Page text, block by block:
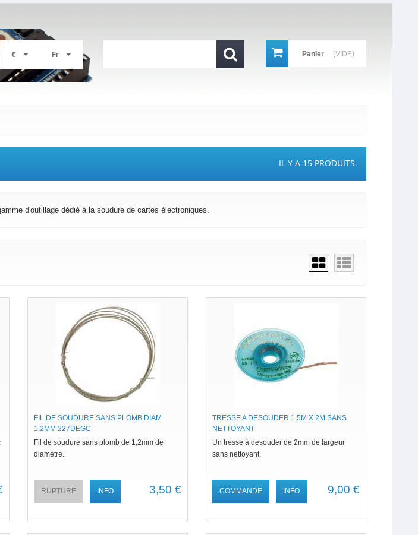
Panier (VIDE)
€ Fr
IL Y A 15 PRODUITS.
d'outillage dédié à la soudure de cartes électroniques.
FIL DE SOUDURE SANS PLOMB DIAM
1.2MM 227DEGC
Fil de soudure sans plomb de 1,2mm de
diamètre.
3,50 €
RUPTURE INFO
TRESSE A DESOUDER 1,5M X 2M SANS
NETTOYANT
Un tresse à desouder de 2mm de largeur
sans nettoyant.
9,00 €
COMMANDE INFO